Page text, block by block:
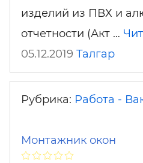
изделий из ПВХ и
отчетности (Акт …
05.12.2019 Талгар
Рубрика: Работа -
Монтажник окон